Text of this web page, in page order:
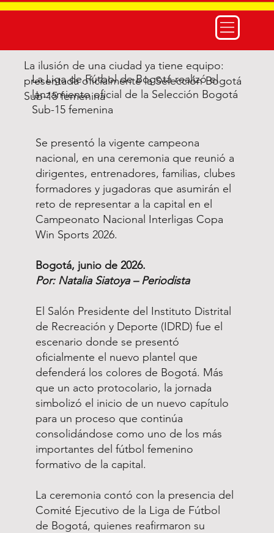
La ilusión de una ciudad ya tiene equipo:
presentada oficialmente la Selección Bogotá
Sub-15 femenina
La Liga de Fútbol de Bogotá realizó el
lanzamiento oficial de la Selección Bogotá
Sub-15 femenina
Se presentó la vigente campeona
nacional, en una ceremonia que reunió a
dirigentes, entrenadores, familias, clubes
formadores y jugadoras que asumirán el
reto de representar a la capital en el
Campeonato Nacional Interligas Copa
Win Sports 2026.
Bogotá, junio de 2026.
Por: Natalia Siatoya – Periodista
El Salón Presidente del Instituto Distrital
de Recreación y Deporte (IDRD) fue el
escenario donde se presentó
oficialmente el nuevo plantel que
defenderá los colores de Bogotá. Más
que un acto protocolario, la jornada
simbolizó el inicio de un nuevo capítulo
para un proceso que continúa
consolidándose como uno de los más
importantes del fútbol femenino
formativo de la capital.
La ceremonia contó con la presencia del
Comité Ejecutivo de la Liga de Fútbol
de Bogotá, quienes reafirmaron su